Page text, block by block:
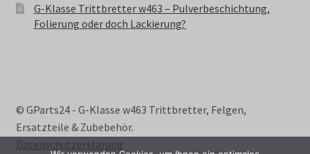
G-Klasse Trittbretter w463 – Pulverbeschichtung,
Folierung oder doch Lackierung?
© GParts24 - G-Klasse w463 Trittbretter, Felgen,
Ersatzteile & Zubebehör.
Datenschutzerklärung